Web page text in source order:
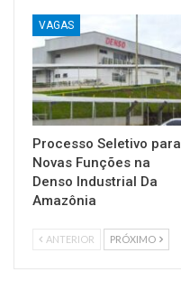
VAGAS
Processo Seletivo para
Novas Funções na
Denso Industrial Da
Amazônia
ANTERIOR PRÓXIMO